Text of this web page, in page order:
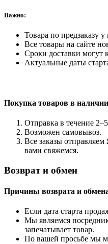
Важно:
Товара по предзаказу у
Все товары на сайте
Сроки доставки могут
Актуальные даты
Покупка товаров в
Отправка в течение
Возможен самовывоз.
Все заказы
вами свяжемся.
Возврат и обмен
Причины возврата и
Если дата старта
Мы являемся
запечатывает товар.
По вашей просьбе мы